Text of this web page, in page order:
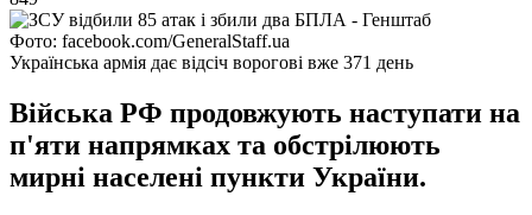
Фото: facebook.com/GeneralStaff.ua
Українська армія дає відсіч ворогові вже 371 день
Війська РФ продовжують наступати на
п'яти напрямках та обстрілюють
мирні населені пункти України.